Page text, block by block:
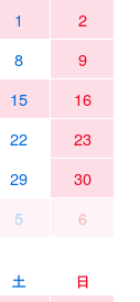
1
2
8
9
15
16
22
23
29
30
5 6
土 日